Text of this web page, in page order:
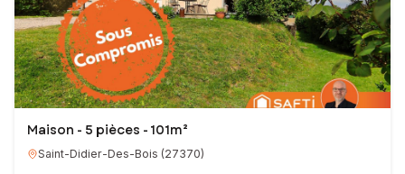
Maison - 5 pièces - 101m²
Saint-Didier-Des-Bois (27370)